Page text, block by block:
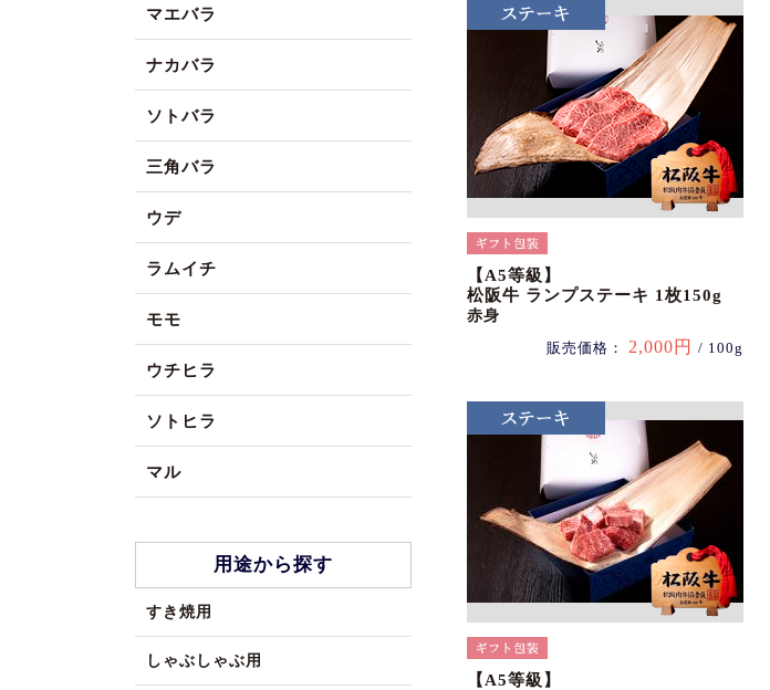
【A5等級】
松阪牛 ランプステーキ 1枚150g
赤身
販売価格： 2,000円 / 100g
【A5等級】
マエバラ
ナカバラ
ソトバラ
三角バラ
ウデ
ラムイチ
モモ
ウチヒラ
ソトヒラ
マル
用途から探す
すき焼用
しゃぶしゃぶ用